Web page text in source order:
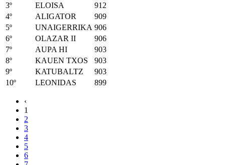
3º
ELOISA
912
4º
ALIGATOR
909
5º
UNAIGERRIKA 906
6º
OLAZAR II
906
7º
AUPA HI
903
8º
KAUEN TXOS
903
9º
KATUBALTZ
903
10º
LEONIDAS 899
‹
1
2
3
4
5
6